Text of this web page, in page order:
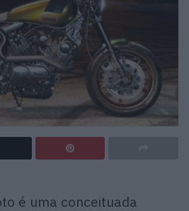
é uma conceituada